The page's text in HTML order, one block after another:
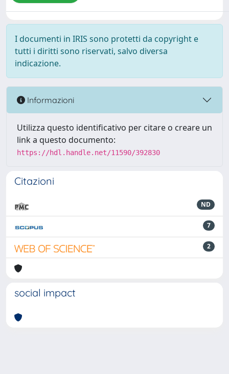
I documenti in IRIS sono protetti da copyright e
tutti i diritti sono riservati, salvo diversa
indicazione.
Informazioni
Utilizza questo identificativo per citare o creare un
link a questo documento:
https://hdl.handle.net/11590/392830
Citazioni
ND
7
2
social impact